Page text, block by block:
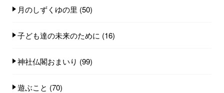
月のしずくゆの里 (50)
子ども達の未来のために (16)
神社仏閣おまいり (99)
遊ぶこと (70)